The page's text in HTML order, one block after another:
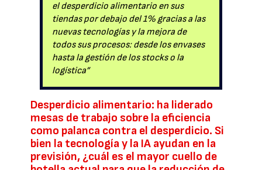
el desperdicio alimentario en sus
tiendas por debajo del 1% gracias a las
nuevas tecnologías y la mejora de
todos sus procesos: desde los envases
hasta la gestión de los stocks o la
logística”
Desperdicio alimentario: ha liderado
mesas de trabajo sobre la eficiencia
como palanca contra el desperdicio. Si
bien la tecnología y la IA ayudan en la
previsión, ¿cuál es el mayor cuello de